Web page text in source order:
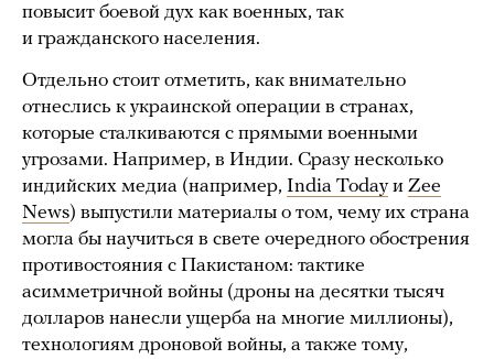
повысит боевой дух как военных, так
и гражданского населения.
Отдельно стоит отметить, как внимательно
отнеслись к украинской операции в странах,
которые сталкиваются с прямыми военными
угрозами. Например, в Индии. Сразу несколько
индийских медиа (например, India Todayи Zee
News) выпустили материалы о том, чему их страна
могла бы научиться в свете очередного обострения
противостояния с Пакистаном: тактике
асимметричной войны (дроны на десятки тысяч
долларов нанесли ущерба на многие миллионы),
технологиям дроновой войны, а также тому,